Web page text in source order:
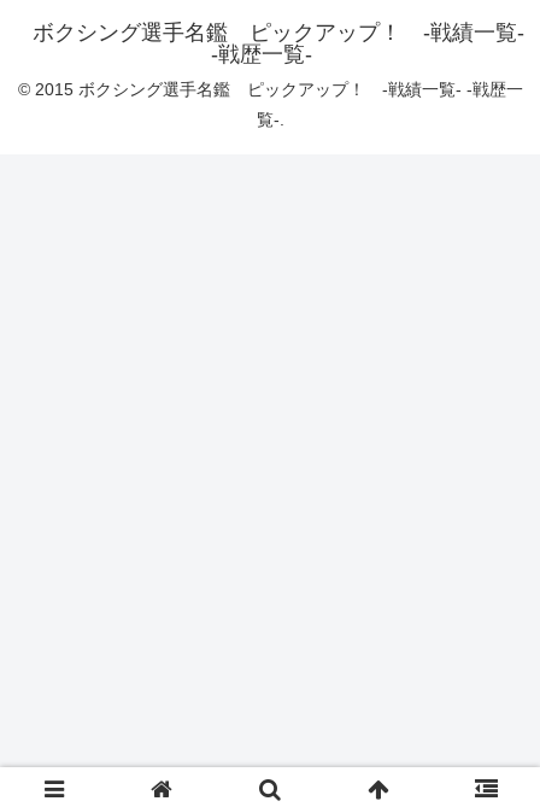
ボクシング選手名鑑 ピックアップ！ -戦績一覧-
-戦歴一覧-
© 2015 ボクシング選手名鑑 ピックアップ！ -戦績一覧- -戦歴一
覧-.